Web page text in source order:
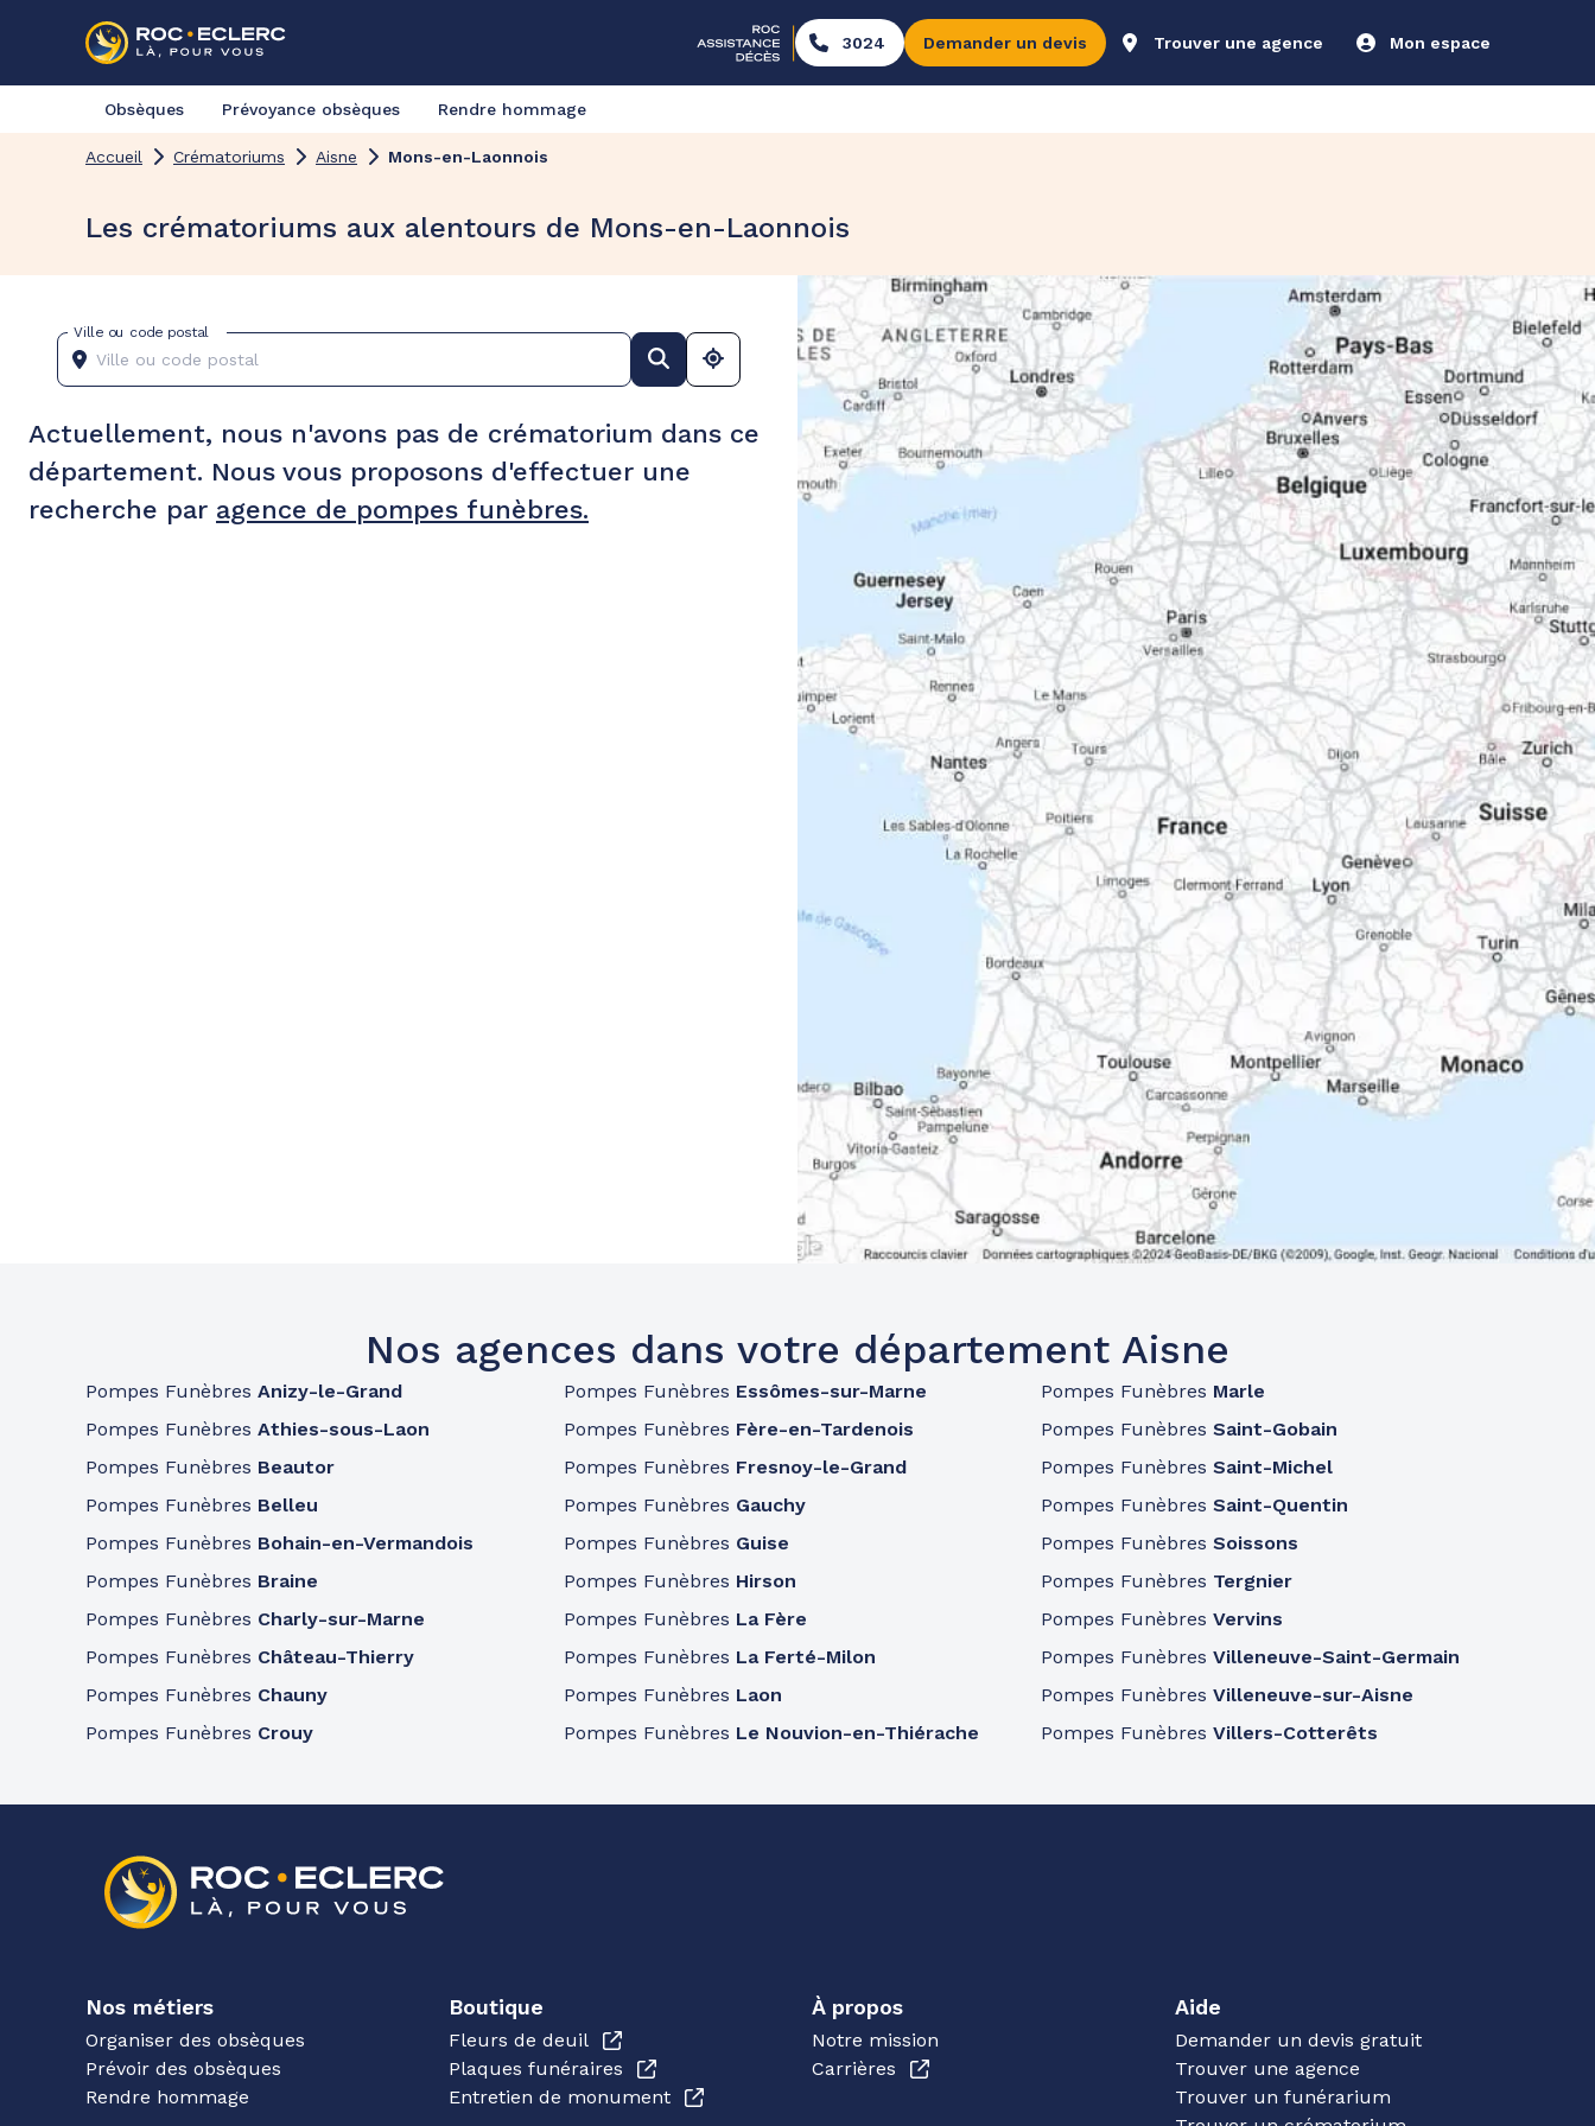
3024 Demander un devis Trouver une agence Mon espace
Obsèques Prévoyance obsèques Rendre hommage
Accueil Crématoriums Aisne Mons-en-Laonnois
Les crématoriums aux alentours de Mons-en-Laonnois
Ville ou code postal
Actuellement, nous n'avons pas de crématorium dans ce
département. Nous vous proposons d'effectuer une
recherche par agence de pompes funèbres.
Nos agences dans votre département Aisne
Pompes Funèbres Anizy-le-Grand
Pompes Funèbres Athies-sous-Laon
Pompes Funèbres Beautor
Pompes Funèbres Belleu
Pompes Funèbres Bohain-en-Vermandois
Pompes Funèbres Braine
Pompes Funèbres Charly-sur-Marne
Pompes Funèbres Château-Thierry
Pompes Funèbres Chauny
Pompes Funèbres Crouy
Pompes Funèbres Essômes-sur-Marne
Pompes Funèbres Fère-en-Tardenois
Pompes Funèbres Fresnoy-le-Grand
Pompes Funèbres Gauchy
Pompes Funèbres Guise
Pompes Funèbres Hirson
Pompes Funèbres La Fère
Pompes Funèbres La Ferté-Milon
Pompes Funèbres Laon
Pompes Funèbres Le Nouvion-en-Thiérache
Pompes Funèbres Marle
Pompes FunèbresSaint-Gobain
Pompes FunèbresSaint-Michel
Pompes FunèbresSaint-Quentin
Pompes FunèbresSoissons
Pompes Funèbres Tergnier
Pompes FunèbresVervins
Pompes FunèbresVilleneuve-Saint-Germain
Pompes FunèbresVilleneuve-sur-Aisne
Pompes FunèbresVillers-Cotterêts
Nos métiers
Organiser des obsèques
Prévoir des obsèques
Rendre hommage
Boutique
Fleurs de deuil
Plaques funéraires
Entretien de monument
À propos
Notre mission
Carrières
Aide
Demander un devis gratuit
Trouver une agence
Trouver un funérarium